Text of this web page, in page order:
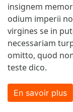
insignem
odium imperii
virgines se in
necessariam
omitto, quod
teste dico.
En savoir plus